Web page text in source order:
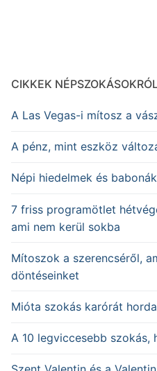
CIKKEK
A Las Vegas-i mítosz a
A pénz, mint eszköz
Népi hiedelmek és
7 friss programötlet
ami nem kerül sokba
Mítoszok a szerencséről,
döntéseinket
Mióta szokás karórát
A 10 legviccesebb szokás,